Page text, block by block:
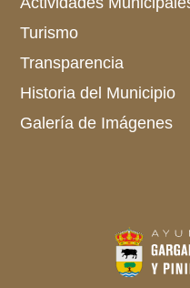
Turismo
Transparencia
Historia del Municipio
Galería de Imágenes